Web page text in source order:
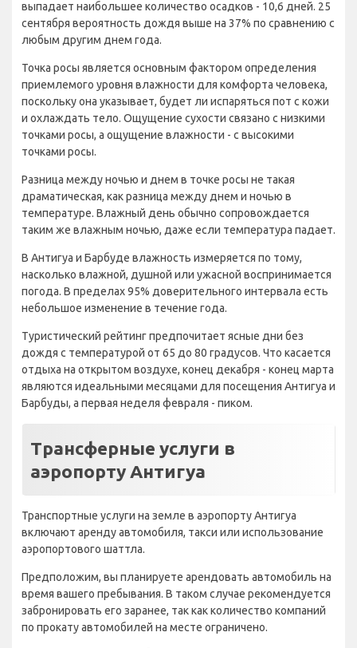
выпадает наибольшее количество осадков - 10,6 дней. 25
сентября вероятность дождя выше на 37% по сравнению с
любым другим днем года.
Точка росы является основным фактором определения
приемлемого уровня влажности для комфорта человека,
поскольку она указывает, будет ли испаряться пот с кожи
и охлаждать тело. Ощущение сухости связано с низкими
точками росы, а ощущение влажности - с высокими
точками росы.
Разница между ночью и днем в точке росы не такая
драматическая, как разница между днем и ночью в
температуре. Влажный день обычно сопровождается
таким же влажным ночью, даже если температура падает.
В Антигуа и Барбуде влажность измеряется по тому,
насколько влажной, душной или ужасной воспринимается
погода. В пределах 95% доверительного интервала есть
небольшое изменение в течение года.
Туристический рейтинг предпочитает ясные дни без
дождя с температурой от 65 до 80 градусов. Что касается
отдыха на открытом воздухе, конец декабря - конец марта
являются идеальными месяцами для посещения Антигуа и
Барбуды, а первая неделя февраля - пиком.
Трансферные услуги в
аэропорту Антигуа
Транспортные услуги на земле в аэропорту Антигуа
включают аренду автомобиля, такси или использование
аэропортового шаттла.
Предположим, вы планируете арендовать автомобиль на
время вашего пребывания. В таком случае рекомендуется
забронировать его заранее, так как количество компаний
по прокату автомобилей на месте ограничено.